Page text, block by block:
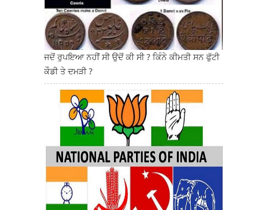
ਜਦੋਂ ਰੁਪਇਆ ਨਹੀਂ ਸੀ ਉਦੋਂ ਕੀ ਸੀ ? ਕਿੰਨੇ ਕੀਮਤੀ ਸਨ ਫੁੱਟੀ
ਕੌਡੀ ਤੇ ਦਮੜੀ ?